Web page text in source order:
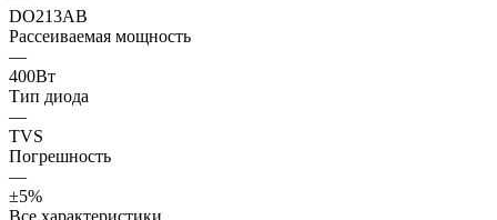
DO213AB
Рассеиваемая мощность
—
400Вт
Тип диода
—
TVS
Погрешность
—
±5%
Все характеристики